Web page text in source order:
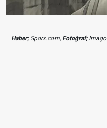
Haber;Sporx.com, Fotoğraf;Imago